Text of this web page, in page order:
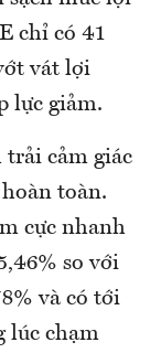
chỉ có 41
vát lợi
lực giảm.
trải cảm giác
toàn.
cực nhanh
so với
và có tới
lúc chạm